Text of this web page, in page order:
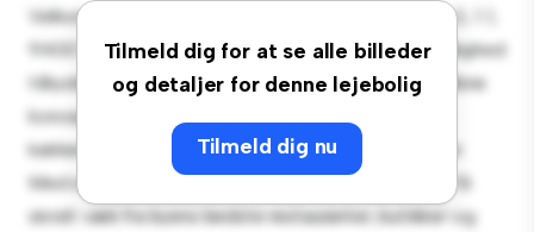
Tilmeld dig for at se alle billeder
og detaljer for denne lejebolig
Tilmeld dig nu
Velkommen til dit nye byferiested på Tinghusgade 2, 1. 1,
9400 Nørresundby! Denne moderne 2-værelses lejlighed
tilbyder et stilfuldt og hyggeligt opholdsrum. Det åbne
koncept er perfekt til at underholde, og det slanke
køkken er udstyret med de bedste hårde hvidevarer.
Med sin førsteklasses beliggenhed vil du være kun få
skridt væk fra byens bedste restauranter, butikker og